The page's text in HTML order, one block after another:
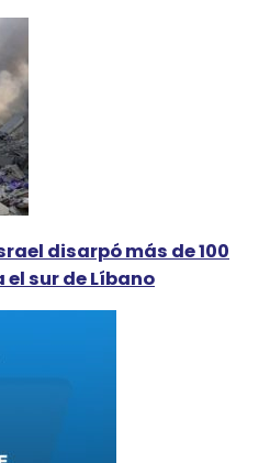
disarpó más de 100
sur de Líbano